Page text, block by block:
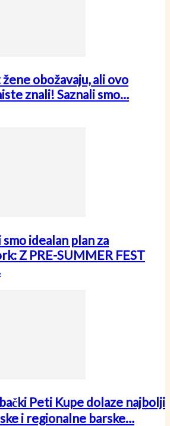
obožavaju, ali ovo
znali! Saznali smo…
idealan plan za
Z PRE-SUMMER FEST
Peti Kupe dolaze najbolji
i regionalne barske…